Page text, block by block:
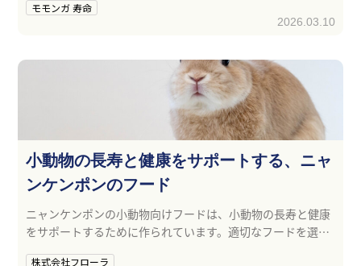
モモンガ 寿命
2026.03.10
小動物の長寿と健康をサポートする、ニャ
ンケンポンのフード
ニャンケンポンの小動物向けフードは、小動物の長寿と健康
をサポートするために作られています。適切なフードを選ん
株式会社フローラ